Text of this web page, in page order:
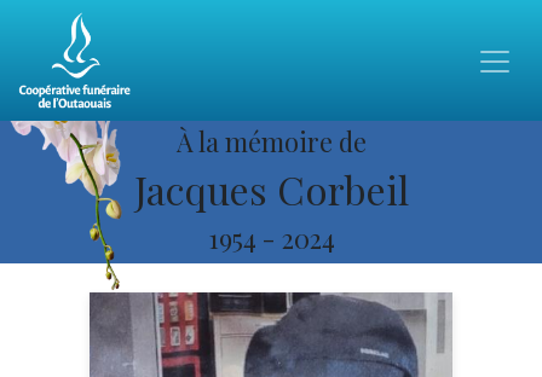
À la mémoire de
Jacques Corbeil
1954 - 2024